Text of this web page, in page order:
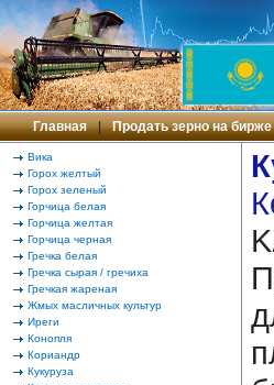
Главная | Продать зерно на бирже
Вика
Горох желтый
Горох зеленый
Горчица белая
Горчица желтая
Горчица черная
Гречка белая
Гречка сырая / гречиха
Гречкая жареная
Жмых масличных культур
Иреги
Конопля
Кориандр
Кукуруза